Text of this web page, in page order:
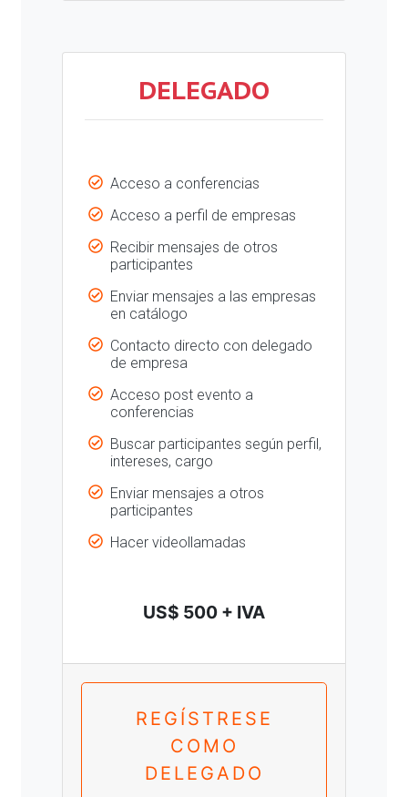
DELEGADO
Acceso a conferencias
Acceso a perfil de empresas
Recibir mensajes de otros
participantes
Enviar mensajes a las empresas
en catálogo
Contacto directo con delegado
de empresa
Acceso post evento a
conferencias
Buscar participantes según perfil,
intereses, cargo
Enviar mensajes a otros
participantes
Hacer videollamadas
US$ 500 + IVA
REGÍSTRESE
COMO
DELEGADO